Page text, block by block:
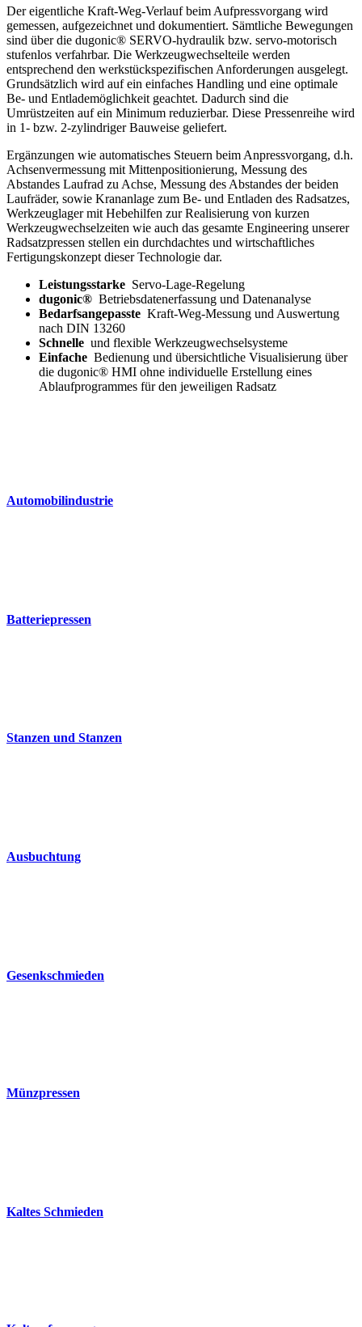
Der eigentliche Kraft-Weg-Verlauf beim Aufpressvorgang wird
gemessen, aufgezeichnet und dokumentiert. Sämtliche Bewegungen
sind über die dugonic® SERVO-hydraulik bzw. servo-motorisch
stufenlos verfahrbar. Die Werkzeugwechselteile werden
entsprechend den werkstückspezifischen Anforderungen ausgelegt.
Grundsätzlich wird auf ein einfaches Handling und eine optimale
Be- und Entlademöglichkeit geachtet. Dadurch sind die
Umrüstzeiten auf ein Minimum reduzierbar. Diese Pressenreihe wird
in 1- bzw. 2-zylindriger Bauweise geliefert.
Ergänzungen wie automatisches Steuern beim Anpressvorgang, d.h.
Achsenvermessung mit Mittenpositionierung, Messung des
Abstandes Laufrad zu Achse, Messung des Abstandes der beiden
Laufräder, sowie Krananlage zum Be- und Entladen des Radsatzes,
Werkzeuglager mit Hebehilfen zur Realisierung von kurzen
Werkzeugwechselzeiten wie auch das gesamte Engineering unserer
Radsatzpressen stellen ein durchdachtes und wirtschaftliches
Fertigungskonzept dieser Technologie dar.
Leistungsstarke Servo-Lage-Regelung
dugonic® Betriebsdatenerfassung und Datenanalyse
Bedarfsangepasste Kraft-Weg-Messung und Auswertung
nach DIN 13260
Schnelle und flexible Werkzeugwechselsysteme
Einfache Bedienung und übersichtliche Visualisierung über
die dugonic® HMI ohne individuelle Erstellung eines
Ablaufprogrammes für den jeweiligen Radsatz
Automobilindustrie
Batteriepressen
Stanzen und Stanzen
Ausbuchtung
Gesenkschmieden
Münzpressen
Kaltes Schmieden